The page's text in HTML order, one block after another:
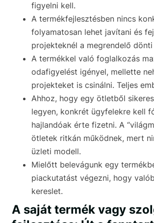
figyelni kell.
A termékfejlesztésben nincs
folyamatosan lehet javítani és
projekteknél a megrendelő
A termékkel való foglalkozás
odafigyelést igényel, mellette
projekteket is csinálni. Teljes
Ahhoz, hogy egy ötletből
legyen, konkrét ügyfelekre kell
hajlandóak érte fizetni. A
ötletek ritkán működnek, mert
üzleti modell.
Mielőtt belevágunk egy
piackutatást végezni, hogy
kereslet.
A saját termék vagy